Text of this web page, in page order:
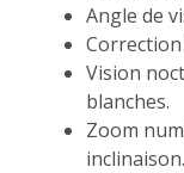
Angle de
Vision
blanches.
Zoom
inclinaison.